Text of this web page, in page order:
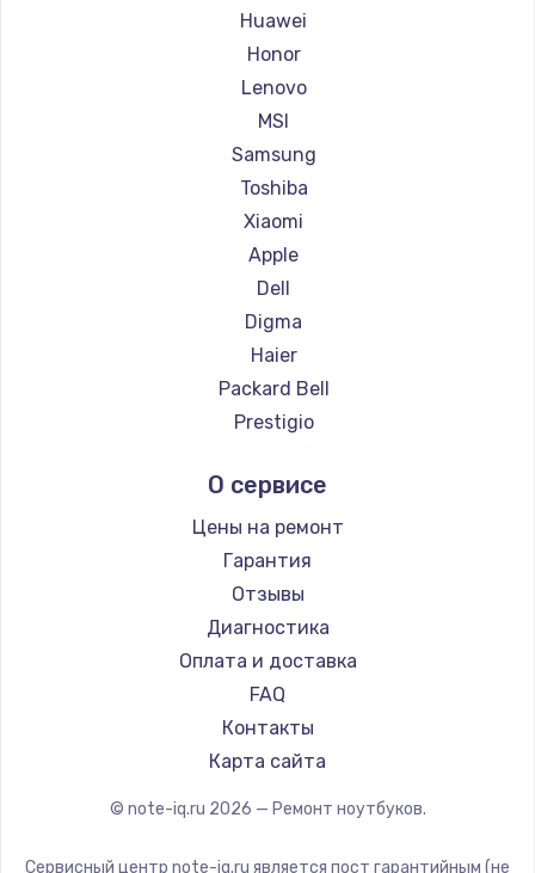
Ремонт ноутбуков Maibenben
Ремонт ноутбуков Epson
Ремонт ноутбуков Philips
Ремонт ноутбуков LG
Ремонт ноутбуков Panasonic
Ремонт ноутбуков Irbis
Ремонт ноутбуков Thunderobot
Ремонт ноутбуков Hasee
Ремонт ноутбуков ZTE
Ремонт ноутбуков Hiper
Ремонт ноутбуков Evga
Ремонт ноутбуков Google
Ремонт ноутбуков Echips
Ремонт ноутбуков Predator
Ремонт ноутбуков iru
Ремонт ноутбуков Machenike
Ремонт ноутбуков DEXP
Ремонт ноутбуков Teclast
Ремонт ноутбуков CHUWI
Ремонт ноутбуков Colorful
Huawei
Honor
Lenovo
MSI
Samsung
Toshiba
Xiaomi
Apple
Dell
Digma
Haier
Packard Bell
Prestigio
Alienware
Aquarius
Gigabyte
Aorus
Maibenben
Epson
Philips
LG
Panasonic
О сервисе
Цены на ремонт
Гарантия
Отзывы
Диагностика
Оплата и доставка
FAQ
Контакты
Карта сайта
© note-iq.ru 2026 — Ремонт ноутбуков.
Сервисный центр note-iq.ru является пост гарантийным (не